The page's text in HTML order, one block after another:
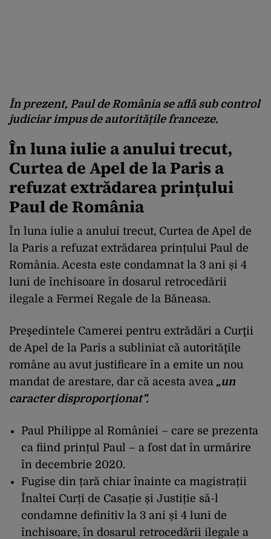
În prezent, Paul de România se află sub control
judiciar impus de autoritățile franceze.
În luna iulie a anului trecut,
Curtea de Apel de la Paris a
refuzat extrădarea prințului
Paul de România
În luna iulie a anului trecut, Curtea de Apel de
la Paris a refuzat extrădarea prințului Paul de
România. Acesta este condamnat la 3 ani și 4
luni de închisoare în dosarul retrocedării
ilegale a Fermei Regale de la Băneasa.
Preşedintele Camerei pentru extrădări a Curţii
de Apel de la Paris a subliniat că autorităţile
române au avut justificare în a emite un nou
mandat de arestare, dar că acesta avea „un
caracter disproporţionat”.
Paul Philippe al României – care se prezenta
ca fiind prințul Paul – a fost dat în urmărire
în decembrie 2020.
Fugise din țară chiar înainte ca magistrații
Înaltei Curți de Casație și Justiție să-l
condamne definitiv la 3 ani și 4 luni de
închisoare, în dosarul retrocedării ilegale a